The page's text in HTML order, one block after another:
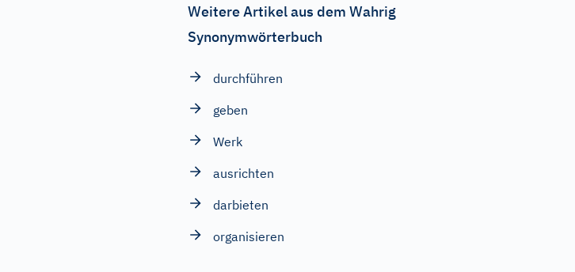
Weitere Artikel aus dem Wahrig
Synonymwörterbuch
durchführen
geben
Werk
ausrichten
darbieten
organisieren